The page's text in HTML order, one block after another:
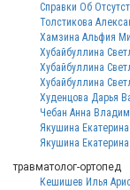
Справки Об
Толстикова
Хамзина Альфия
Хубайбуллина
Хубайбуллина
Хубайбуллина
Худенцова Дарья
Чебан Анна
Якушина
Якушина
травматолог-ортопед
Кешишев Илья